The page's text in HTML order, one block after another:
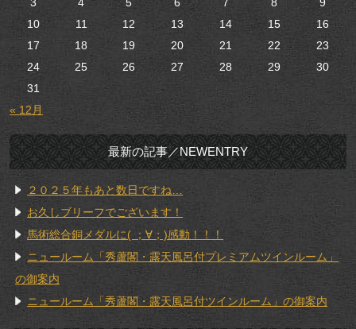
10
11 12 13 14 15
16
17
18 19 20 21 22
23
24
25 26 27 28 29
30
31
« 12月
最新の記事／NEWENTRY
２０２５年もあと数日ですね…
お久しブリーフでございます！
馬術総合銅メダルに( ；∀；)感動！！！
ニュールーム「秀蘆閣・露天風呂付プレミアムツインルーム」
の御案内
ニュールーム「秀蘆閣・露天風呂付ツインルーム」の御案内